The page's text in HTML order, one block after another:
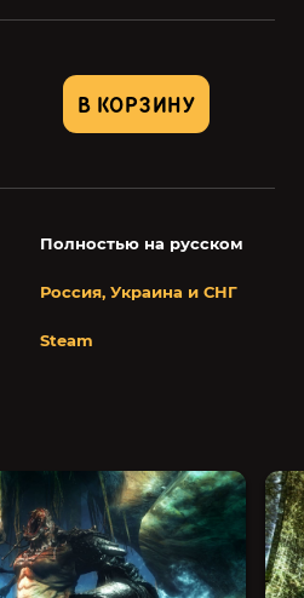
В КОРЗИНУ
Полностью на русском
Россия, Украина и СНГ
Steam